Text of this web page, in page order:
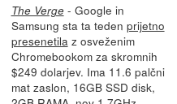
The Verge- Google in
Samsung sta ta teden prijetno
presenetila z osveženim
Chromebookom za skromnih
$249 dolarjev. Ima 11.6 palčni
mat zaslon, 16GB SSD disk,